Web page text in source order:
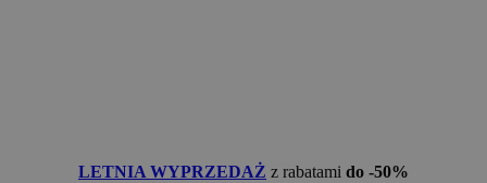
LETNIA WYPRZEDAŻ z rabatami do -50%